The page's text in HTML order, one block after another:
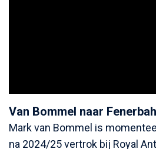
Van Bommel naar
Mark van Bommel is
na 2024/25 vertrok bij Royal